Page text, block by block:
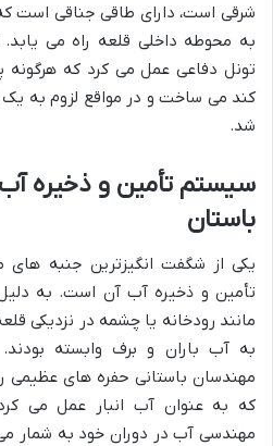
شرقی است، دارای طاقی جناقی است
به محوطه داخلی قلعه راه می
تونل دفاعی عمل می کرد که
کند می ساخت و در مواقع لزوم به یک
شد.
سیستم تأمین و ذخیره
باستان
یکی از شگفت انگیزترین جنبه های
تأمین و ذخیره آب آن است. به
مانند رودخانه یا چشمه در نزدیکی
به آب باران و برف وابسته
مهندسان باستانی حفره های عظیمی
که به عنوان آب انبار عمل می
مهندسی آب در دوران خود به شمار